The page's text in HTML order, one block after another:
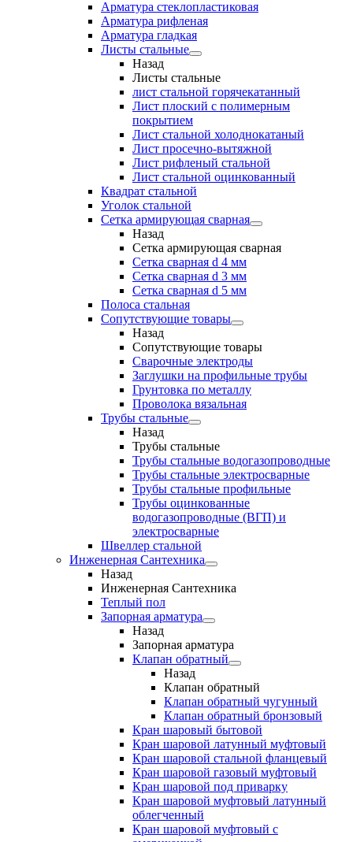
Арматура стеклопластиковая
Арматура рифленая
Арматура гладкая
Листы стальные
Назад
Листы стальные
лист стальной горячекатанный
Лист плоский с полимерным
покрытием
Лист стальной холоднокатаный
Лист просечно-вытяжной
Лист рифленый стальной
Лист стальной оцинкованный
Квадрат стальной
Уголок стальной
Сетка армирующая сварная
Назад
Сетка армирующая сварная
Сетка сварная d 4 мм
Сетка сварная d 3 мм
Сетка сварная d 5 мм
Полоса стальная
Сопутствующие товары
Назад
Сопутствующие товары
Сварочные электроды
Заглушки на профильные трубы
Грунтовка по металлу
Проволока вязальная
Трубы стальные
Назад
Трубы стальные
Трубы стальные водогазопроводные
Трубы стальные электросварные
Трубы стальные профильные
Трубы оцинкованные
водогазопроводные (ВГП) и
электросварные
Швеллер стальной
Инженерная Сантехника
Назад
Инженерная Сантехника
Теплый пол
Запорная арматура
Назад
Запорная арматура
Клапан обратный
Назад
Клапан обратный
Клапан обратный чугунный
Клапан обратный бронзовый
Кран шаровый бытовой
Кран шаровой латунный муфтовый
Кран шаровой стальной фланцевый
Кран шаровой газовый муфтовый
Кран шаровой под приварку
Кран шаровой муфтовый латунный
облегченный
Кран шаровой муфтовый с